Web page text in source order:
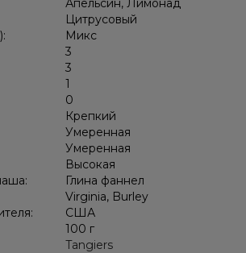
Цитрусы Кардамон, Чизкейк
Ежевика, Лайм
Лимон, Манго, Персик
Каркаде, Чай, Ягоды
Черника/Голубика, Ягоды
Апельсин, Лимонад
Цитрусовый
Микс
3
3
1
0
Крепкий
Умеренная
Умеренная
Высокая
Глина фаннел
Virginia, Burley
США
100 г
Tangiers